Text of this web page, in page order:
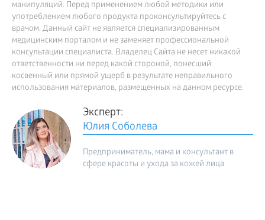
манипуляций. Перед применением любой методики или
употреблением любого продукта проконсультируйтесь с
врачом. Данный сайт не является специализированным
медицинским порталом и не заменяет профессиональной
консультации специалиста. Владелец Сайта не несет никакой
ответственности ни перед какой стороной, понесший
косвенный или прямой ущерб в результате неправильного
использования материалов, размещенных на данном ресурсе.
Эксперт:
Юлия Соболева
Предприниматель, мама и консультант в
сфере красоты и ухода за кожей лица